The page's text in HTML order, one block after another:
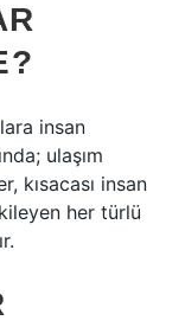
insan
ulaşım
kısacası insan
her türlü